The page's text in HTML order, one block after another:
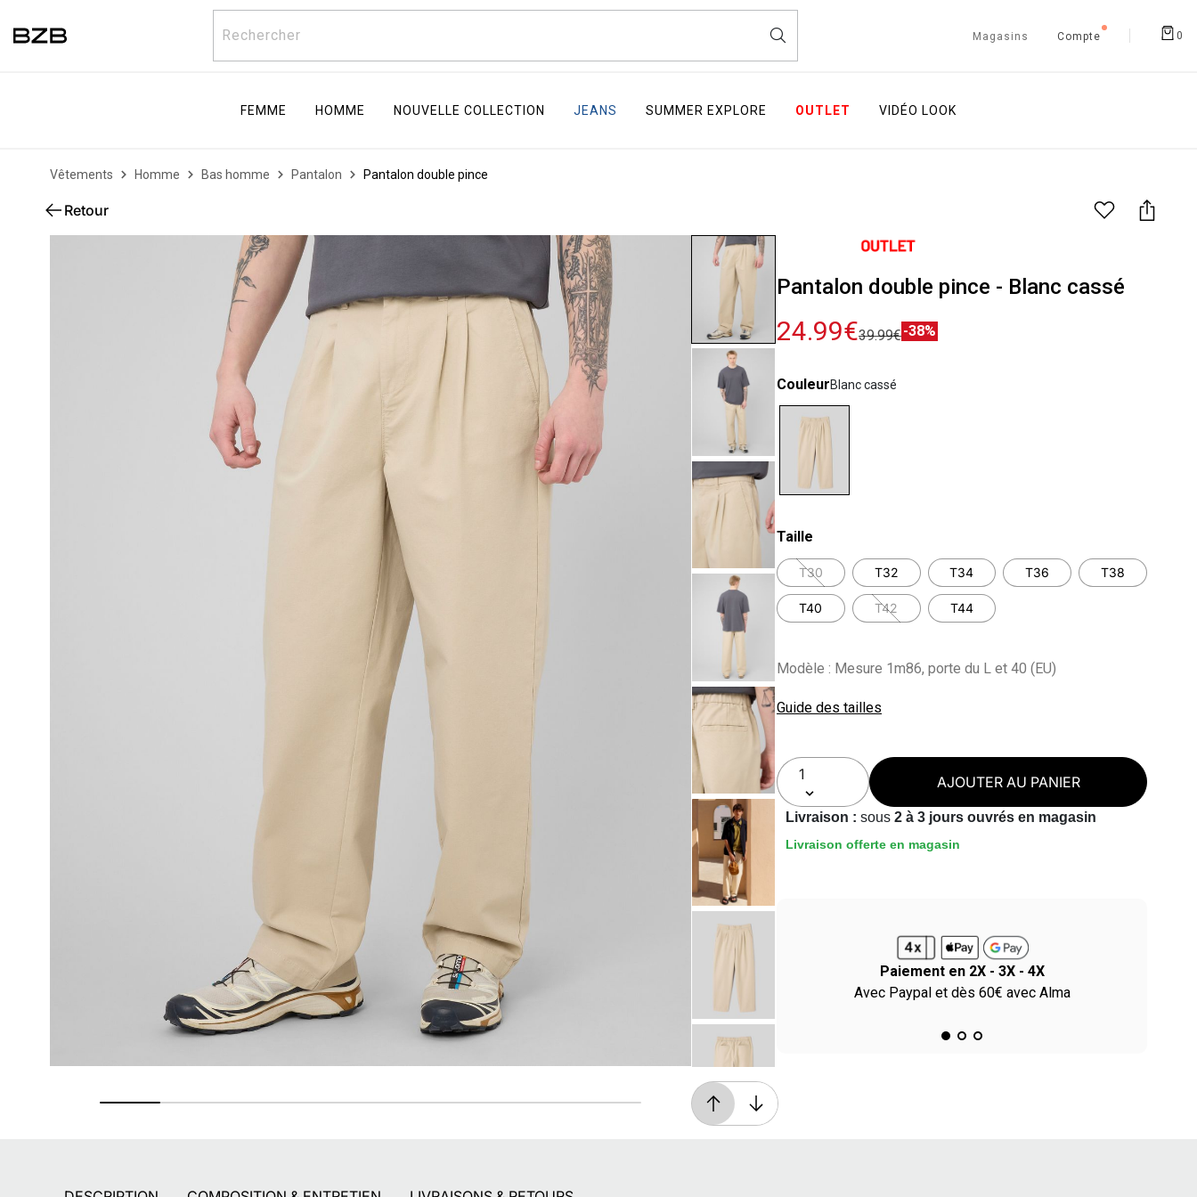
Rechercher Magasins Compte 0
FEMME HOMME NOUVELLE COLLECTION JEANS SUMMER EXPLORE OUTLET VIDÉO LOOK
Vêtements Homme Bas homme Pantalon Pantalon double pince
Retour
Pantalon double pince - Blanc cassé
24.99€39.99€-38%
CouleurBlanc cassé
Taille
T30 T32 T34 T36 T38
T40 T42 T44
Modèle : Mesure 1m86, porte du L et 40 (EU)
Guide des tailles
AJOUTER AU PANIER
Livraison : sous 2 à 3 jours ouvrés en magasin
Livraison offerte en magasin
Retours gratuits
Pendant 90 jours
En magasin, ou dès 49€ d'achats à domicile
Paiement en 2X - 3X - 4X
Avec Paypal et dès 60€ avec Alma